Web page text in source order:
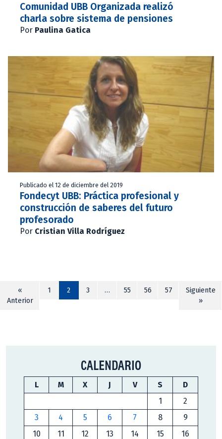
Comunidad UBB Organizada realizó
charla sobre sistema de pensiones
Por Paulina Gatica
Publicado el 12 de diciembre del 2019
Fondecyt UBB: Práctica profesional y
construcción de saberes del futuro
profesorado
Por Cristian Villa Rodríguez
«
Anterior
1 2 3 … 55 56 57
Siguiente
»
CALENDARIO
L M X J V S
D
1
2
3
4 5 6 7 8
9
10
11 12 13 14 15
16